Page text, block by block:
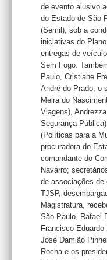
de evento alusivo
do Estado de São
(Semil), sob a
iniciativas do
entregas de
Sem Fogo.
Paulo, Cristiane
André do Prado; o
Meira do
Viagens),
Segurança
(Políticas para a
procuradora do
comandante do
Navarro;
de associações de
TJSP,
Magistratura,
São Paulo, Rafael
Francisco
José Damião
Rocha e os